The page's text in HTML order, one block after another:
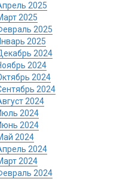
2025
2025
2025
2025
2024
2024
2024
2024
2024
2024
2024
2024
2024
2024
2024